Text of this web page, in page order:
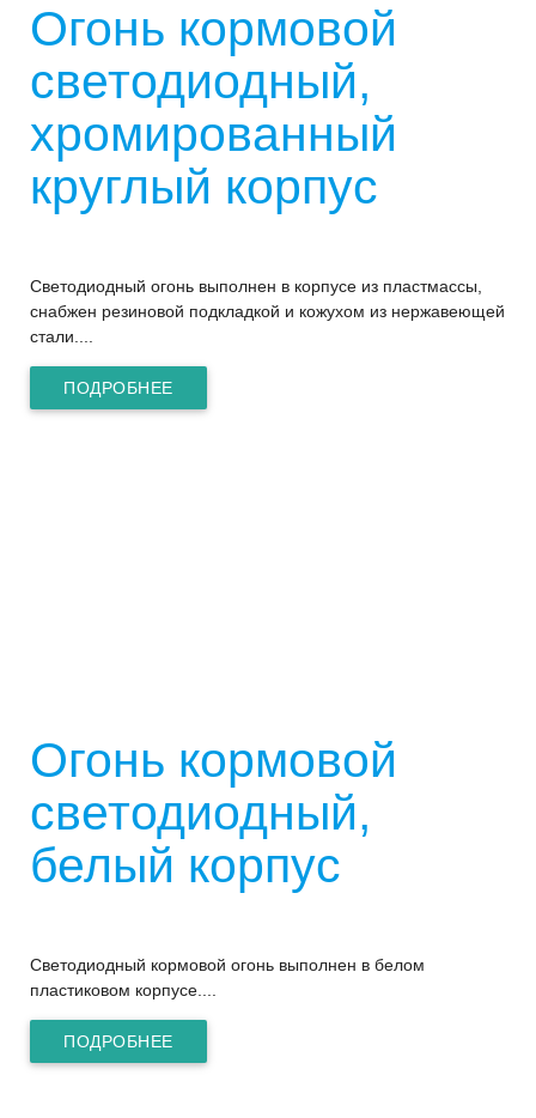
Огонь кормовой
светодиодный,
хромированный
круглый корпус
Светодиодный огонь выполнен в корпусе из пластмассы,
снабжен резиновой подкладкой и кожухом из нержавеющей
стали....
ПОДРОБНЕЕ
Огонь кормовой
светодиодный,
белый корпус
Светодиодный кормовой огонь выполнен в белом
пластиковом корпусе....
ПОДРОБНЕЕ